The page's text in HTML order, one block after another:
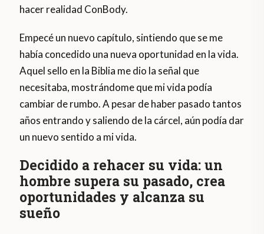
hacer realidad ConBody.
Empecé un nuevo capítulo, sintiendo que se me
había concedido una nueva oportunidad en la vida.
Aquel sello en la Biblia me dio la señal que
necesitaba, mostrándome que mi vida podía
cambiar de rumbo. A pesar de haber pasado tantos
años entrando y saliendo de la cárcel, aún podía dar
un nuevo sentido a mi vida.
Decidido a rehacer su vida: un
hombre supera su pasado, crea
oportunidades y alcanza su
sueño